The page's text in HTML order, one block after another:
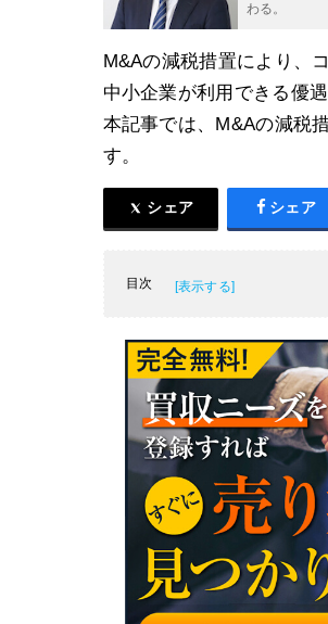
わる。
M&Aの減税措置により、
中小企業が利用できる優
本記事では、M&Aの減税
す。
シェア シェア
目次
2024年の中小企業事業
M&Aの減税措置を適用
M&Aの減税借置の目的
【2021年公表】M&A
その他に進められてい
M&Aの減税手法【その
M&Aの減税措置に関す
M&Aの減税措置まとめ